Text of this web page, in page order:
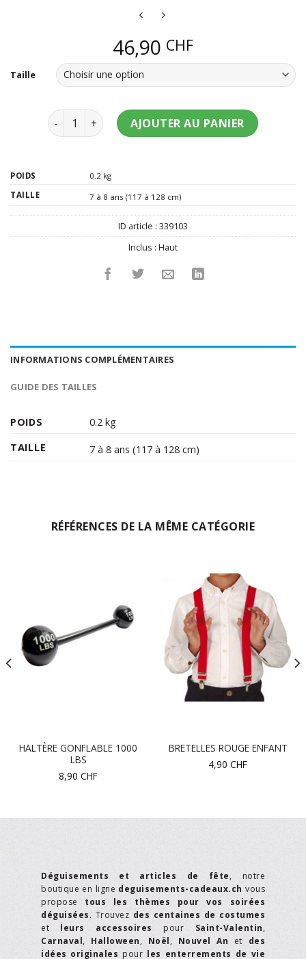
46,90 CHF
Taille
quantité de Déguisement classique Ikaris Les
AJOUTER AU PANIER
POIDS
0.2 kg
TAILLE
7 à 8 ans (117 à 128 cm)
ID article : 339103
Inclus : Haut
INFORMATIONS COMPLÉMENTAIRES
GUIDE DES TAILLES
POIDS
0.2 kg
TAILLE
7 à 8 ans (117 à 128 cm)
RÉFÉRENCES DE LA MÊME CATÉGORIE
HALTÈRE GONFLABLE 1000
LBS
8,90 CHF
BRETELLES ROUGE ENFANT
4,90 CHF
Déguisements et articles de fête, notre
boutique en ligne deguisements-cadeaux.ch vous
propose tous les thèmes pour vos soirées
déguisées. Trouvez des centaines de costumes
et leurs accessoires pour Saint-Valentin,
Carnaval, Halloween, Noël, Nouvel An et des
idées originales pour les enterrements de vie